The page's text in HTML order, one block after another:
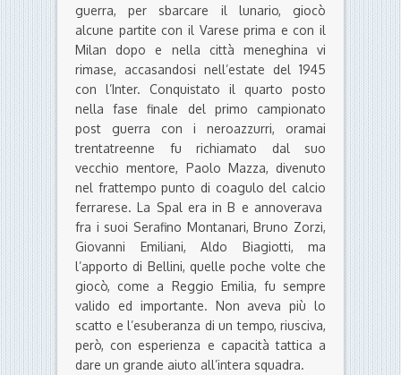
guerra, per sbarcare il lunario, giocò
alcune partite con il Varese prima e con il
Milan dopo e nella città meneghina vi
rimase, accasandosi nell’estate del 1945
con l’Inter. Conquistato il quarto posto
nella fase finale del primo campionato
post guerra con i neroazzurri, oramai
trentatreenne fu richiamato dal suo
vecchio mentore, Paolo Mazza, divenuto
nel frattempo punto di coagulo del calcio
ferrarese. La Spal era in B e annoverava
fra i suoi Serafino Montanari, Bruno Zorzi,
Giovanni Emiliani, Aldo Biagiotti, ma
l’apporto di Bellini, quelle poche volte che
giocò, come a Reggio Emilia, fu sempre
valido ed importante. Non aveva più lo
scatto e l’esuberanza di un tempo, riusciva,
però, con esperienza e capacità tattica a
dare un grande aiuto all’intera squadra.